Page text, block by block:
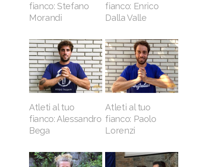
fianco: Stefano
Morandi
fianco: Enrico
Dalla Valle
Atleti al tuo
fianco: Alessandro
Bega
Atleti al tuo
fianco: Paolo
Lorenzi